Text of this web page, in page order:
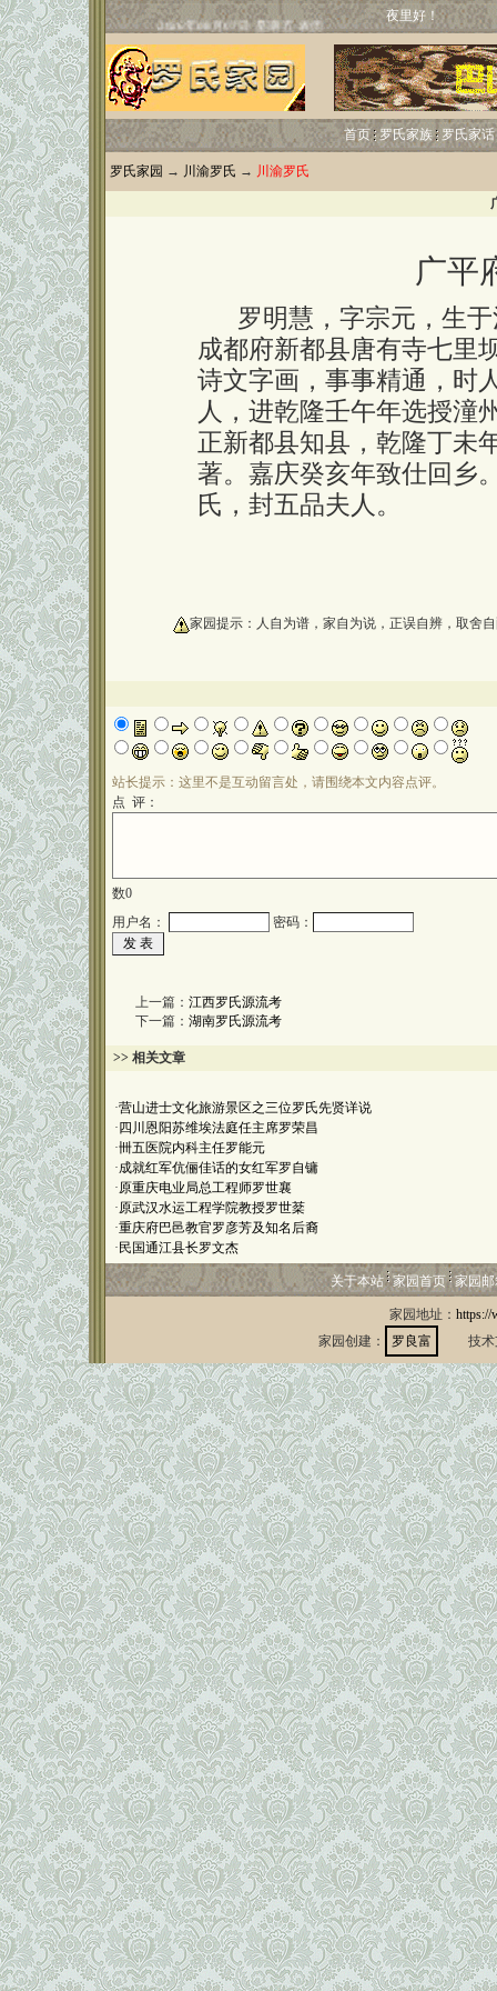
夜里好！
首页 罗氏家族 罗氏家话
罗氏家园 → 川渝罗氏 → 川渝罗氏
广平
罗明慧，字宗元，生于
成都府新都县唐有寺七里
诗文字画，事事精通，时
人，进乾隆壬午年选授潼
正新都县知县，乾隆丁未
著。嘉庆癸亥年致仕回乡
氏，封五品夫人。
家园提示：人自为谱，家自为说，正误自辨，取舍
站长提示：这里不是互动留言处，请围绕本文内容点评。
点 评：
数0
用户名：
密码：
上一篇： 江西罗氏源流考
下一篇： 湖南罗氏源流考
>> 相关文章
·营山进士文化旅游景区之三位罗氏先贤详说
· 四川恩阳苏维埃法庭任主席罗荣昌
·卌五医院内科主任罗能元
·成就红军伉俪佳话的女红军罗自镛
·原重庆电业局总工程师罗世襄
·原武汉水运工程学院教授罗世棻
·重庆府巴邑教官罗彦芳及知名后裔
· 民国通江县长罗文杰
关于本站 家园首页 家园
家园地址： https://
家园创建：
罗良富 技术